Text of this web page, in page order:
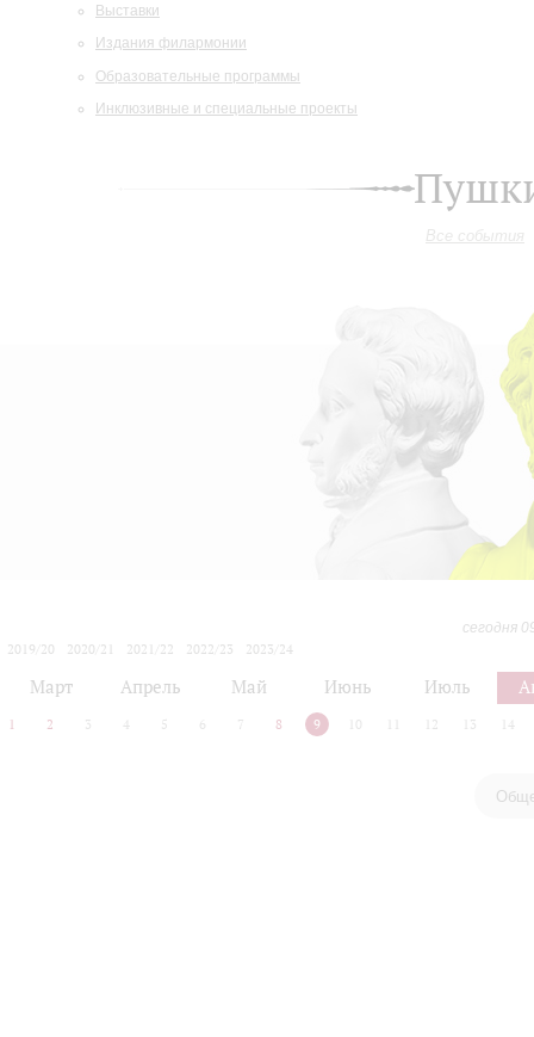
Выставки
Издания филармонии
Образовательные программы
Инклюзивные и специальные проекты
Все события
сегодня
2019/20
2020/21 2021/22 2022/23
2023/24
Март Апрель Май Июнь Июль
1 2 3 4 5 6 7 8 9 10 12 13 14